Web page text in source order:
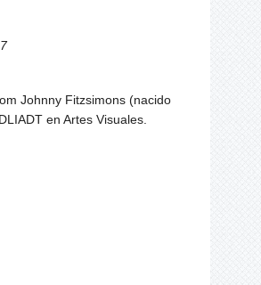
Johnny Fitzsimons (nacido
en Artes Visuales.